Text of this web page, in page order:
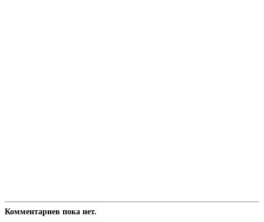
Комментариев пока нет.